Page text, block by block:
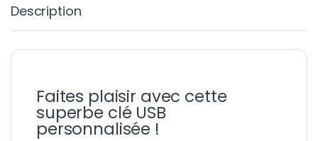
Description
Faites plaisir avec cette
superbe clé USB
personnalisée !